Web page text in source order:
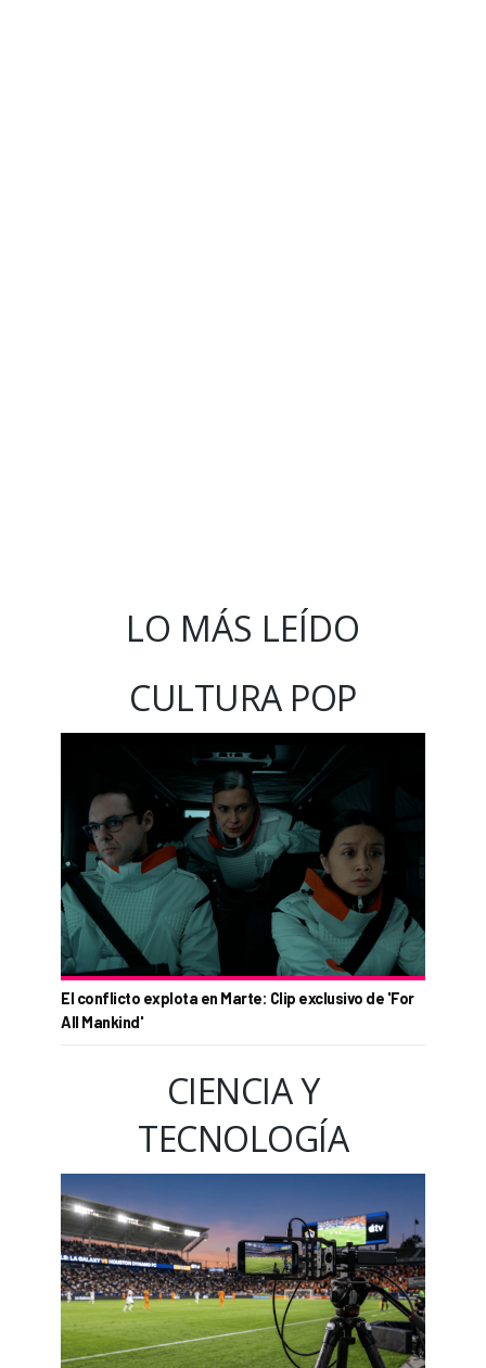
LO MÁS LEÍDO
CULTURA POP
El conflicto explota en Marte: Clip exclusivo de 'For
All Mankind'
CIENCIA Y
TECNOLOGÍA